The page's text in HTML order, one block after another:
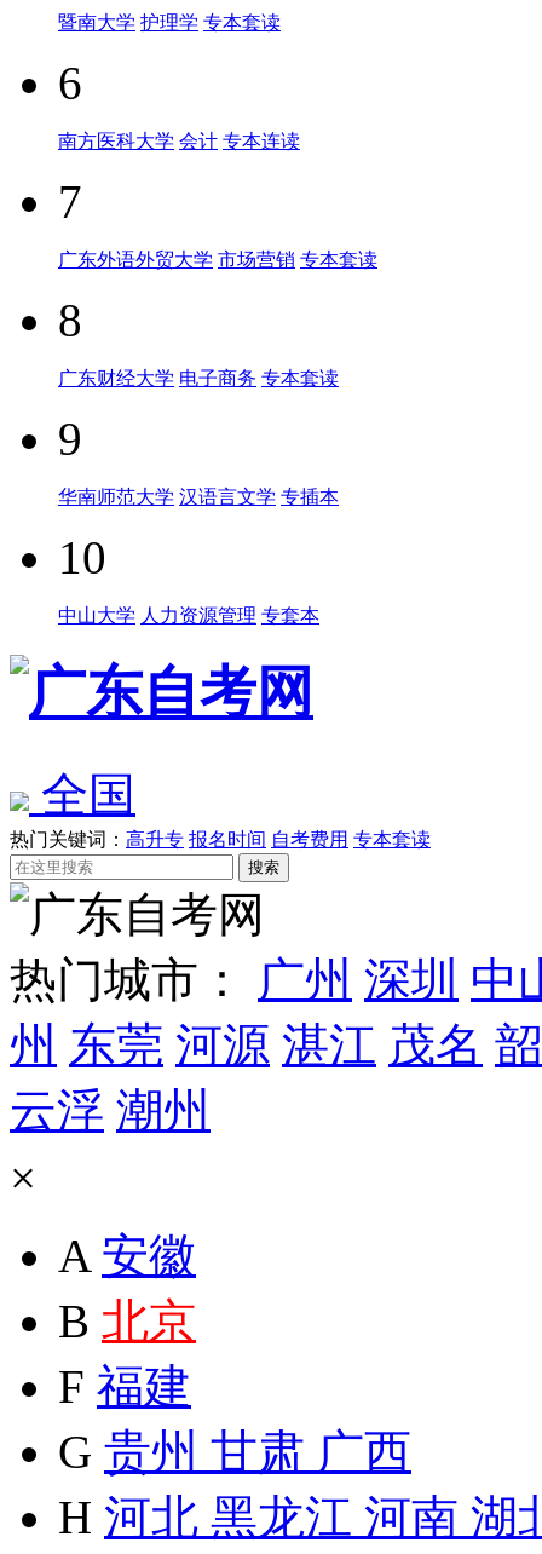
暨南大学 护理学 专本套读
6
南方医科大学 会计 专本连读
7
广东外语外贸大学 市场营销 专本套读
8
广东财经大学 电子商务 专本套读
9
华南师范大学 汉语言文学 专插本
10
中山大学 人力资源管理 专套本
全国
热门关键词： 高升专 报名时间 自考费用 专本套读
热门城市： 广州 深圳 中
州 东莞 河源 湛江 茂名
云浮 潮州
×
A 安徽
B 北京
F 福建
G 贵州 甘肃 广西
H 河北 黑龙江 河南 湖